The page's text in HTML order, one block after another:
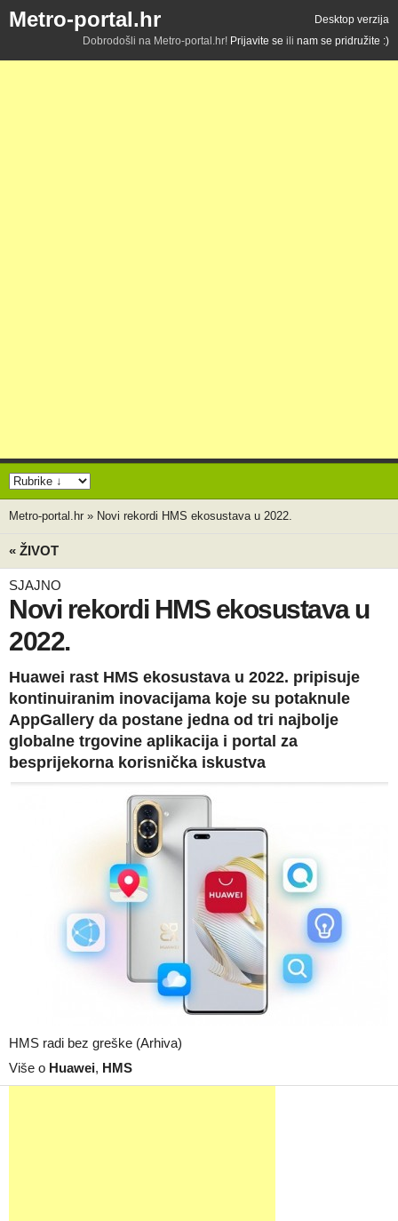
Metro-portal.hr
Desktop verzija
Dobrodošli na Metro-portal.hr! Prijavite se ili nam se pridružite :)
Metro-portal.hr » Novi rekordi HMS ekosustava u 2022.
« ŽIVOT
SJAJNO
Novi rekordi HMS ekosustava u
2022.
Huawei rast HMS ekosustava u 2022. pripisuje
kontinuiranim inovacijama koje su potaknule
AppGallery da postane jedna od tri najbolje
globalne trgovine aplikacija i portal za
besprijekorna korisnička iskustva
HMS radi bez greške (Arhiva)
Više o Huawei, HMS